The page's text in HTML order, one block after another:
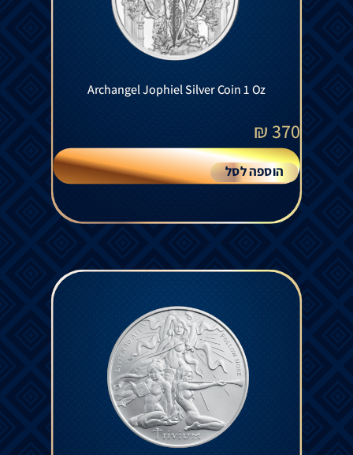
Archangel Jophiel Silver Coin 1 Oz
370
₪
הוספה לסל